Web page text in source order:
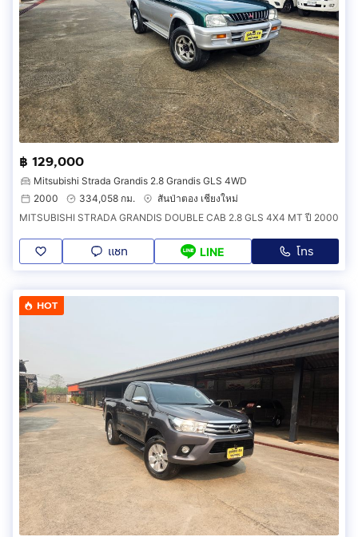
฿ 129,000
Mitsubishi Strada Grandis 2.8 Grandis GLS 4WD
2000
334,058 กม.
สันป่าตอง เชียงใหม่
MITSUBISHI STRADA GRANDIS DOUBLE CAB 2.8 GLS 4X4 MT ปี 2000
แชท LINE โทร
HOT